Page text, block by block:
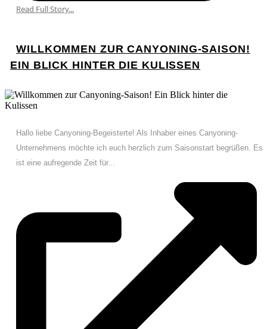
Read Full Story...
WILLKOMMEN ZUR CANYONING-SAISON!
EIN BLICK HINTER DIE KULISSEN
Hallo liebe Canyoning-Begeisterte! Als Inhaber eines Canyoning-
Unternehmens möchte ich euch herzlich zum Saisonstart begrüßen. Es
ist eine aufregende Zeit für...